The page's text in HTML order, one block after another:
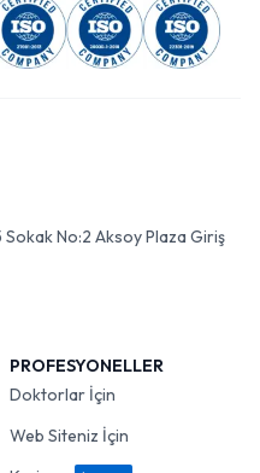
Sokak No:2 Aksoy Plaza Giriş
PROFESYONELLER
Doktorlar İçin
Web Siteniz İçin